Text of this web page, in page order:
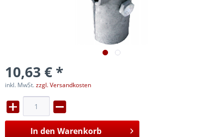
10,63 € *
inkl. MwSt.zzgl. Versandkosten
In den Warenkorb